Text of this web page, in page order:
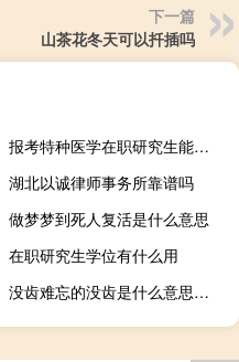
下一篇
山茶花冬天可以扦插吗
报考特种医学在职研究生能够学到哪些专业技能
湖北以诚律师事务所靠谱吗
做梦梦到死人复活是什么意思
在职研究生学位有什么用
没齿难忘的没齿是什么意思（没齿难忘）